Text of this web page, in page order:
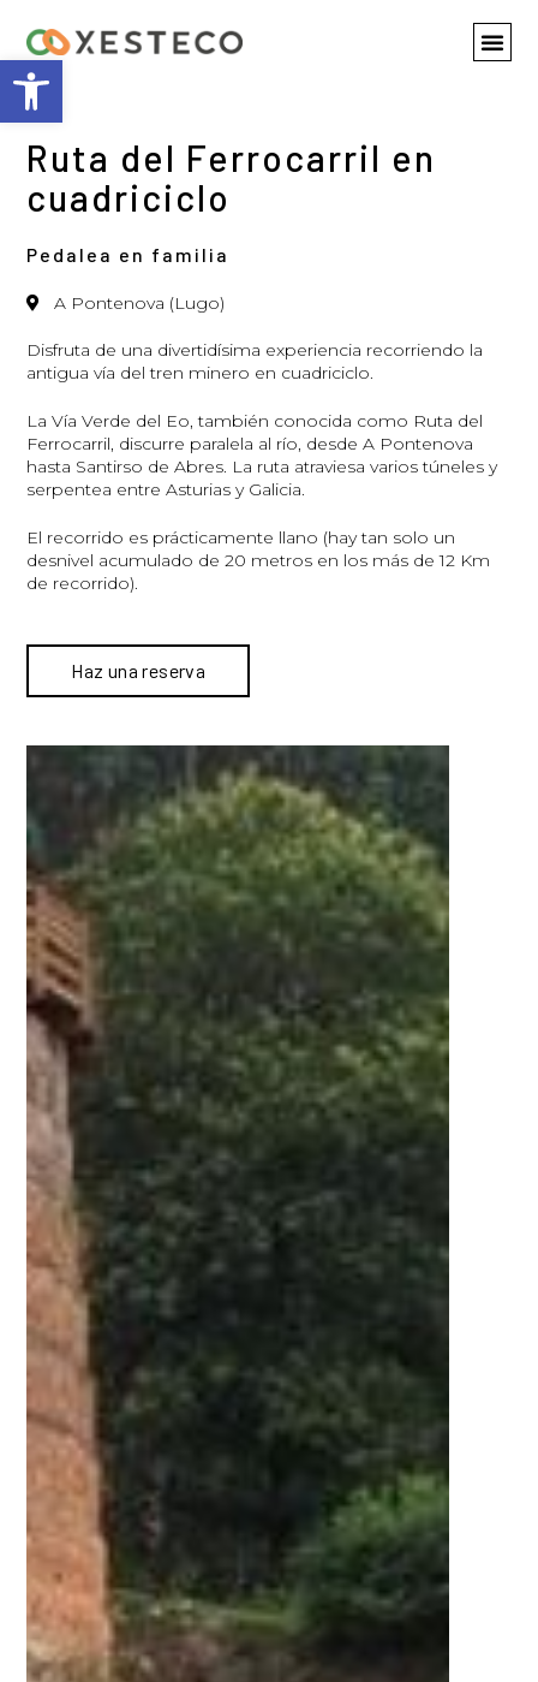
Abrir barra de herramientas
Ruta del Ferrocarril en
cuadriciclo
Pedalea en familia
A Pontenova (Lugo)
Disfruta de una divertidísima experiencia recorriendo la
antigua vía del tren minero en cuadriciclo.
La Vía Verde del Eo, también conocida como Ruta del
Ferrocarril, discurre paralela al río, desde A Pontenova
hasta Santirso de Abres. La ruta atraviesa varios túneles y
serpentea entre Asturias y Galicia.
El recorrido es prácticamente llano (hay tan solo un
desnivel acumulado de 20 metros en los más de 12 Km
de recorrido).
Haz una reserva